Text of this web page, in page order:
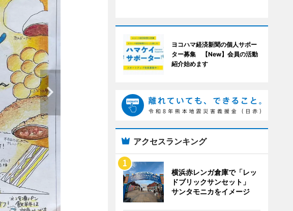
ヨコハマ経済新聞の個人サポー
ター募集 【New】会員の活動
紹介始めます
アクセスランキング
横浜赤レンガ倉庫で「レッ
ドブリックサンセット」
サンタモニカをイメージ